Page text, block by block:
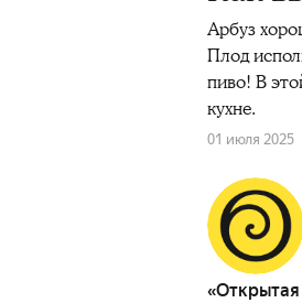
Арбуз
Плод
пиво! В
кухне.
01 июля 2025
«Открытая